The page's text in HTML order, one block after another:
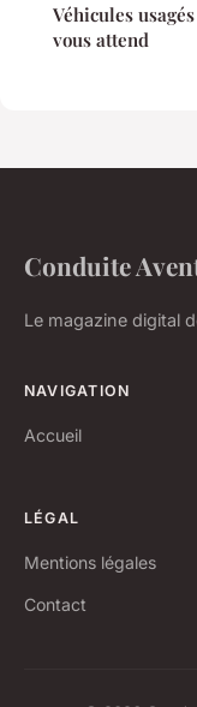
Véhicules
vous attend
Conduite
Le magazine digital
NAVIGATION
Accueil
LÉGAL
Mentions légales
Contact